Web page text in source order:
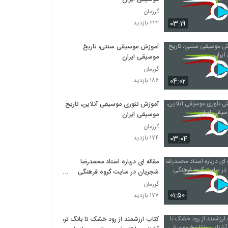
۰۳:۱۹
گرزمان
۲۲۲ بازدید
۰۴:۰۲
آموزش موسیقی سنتی، تاریخ
موسیقی ایران
گرزمان
۱۸۶ بازدید
۰۳:۰۴
آموزش تئوری موسیقی آنلاین، تاریخ
موسیقی ایران
گرزمان
۱۷۴ بازدید
۰۱:۵۰
مقاله ای درباره استاد محمدرضا
شجریان در سایت گروه فرهنگی
گرزمان
گرزمان
۱۷۷ بازدید
کتاب ارزشمند از رود خشک تا بانگ تر،